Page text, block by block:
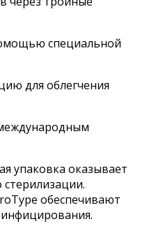
специальной
для облегчения
упаковка оказывает
обеспечивают